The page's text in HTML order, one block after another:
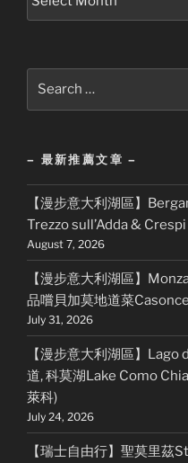
– 最新推薦文章 –
【漫步意大利湖區】
Trezzo sull’Adda &
August 7, 2026
【漫步意大利湖區】
品嚐貝加莫地道菜
July 31, 2026
【漫步意大利湖區】
道, 科莫湖Lake Como
萊科)
July 24, 2026
【瑞士自由行】聖莫里茲